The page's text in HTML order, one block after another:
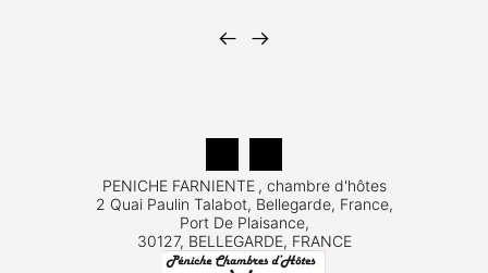
PENICHE FARNIENTE , chambre d'hôtes
2 Quai Paulin Talabot, Bellegarde, France,
Port De Plaisance,
30127, BELLEGARDE, FRANCE